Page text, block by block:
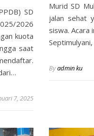
SD
2026
kuota
saat
7, 2025
Murid SD
jalan sehat
siswa. Acara
Byadmin ku